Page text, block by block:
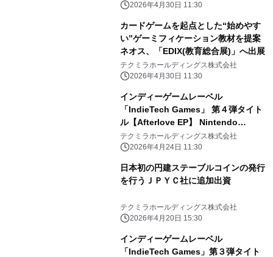
2026年4月30日 11:30
カードゲームを起点とした“始めやす
い”ゲーミフィケーション教材を提案
ネオス、「EDIX(教育総合展)」へ出展
テクミラホールディングス株式会社
2026年4月30日 11:30
インディーゲームレーベル
「IndieTech Games」 第４弾タイト
ル【Afterlove EP】 Nintendo
Switch/PS5パッケージ版をアジア地
域で発売！
テクミラホールディングス株式会社
2026年4月24日 11:30
日本初の円建ステーブルコインの発行
を行うＪＰＹＣ社に追加出資
テクミラホールディングス株式会社
2026年4月20日 15:30
インディーゲームレーベル
「IndieTech Games」第３弾タイト